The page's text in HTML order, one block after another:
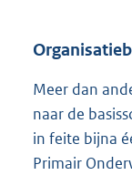
Meer dan
naar de
in feite bijna
Primair